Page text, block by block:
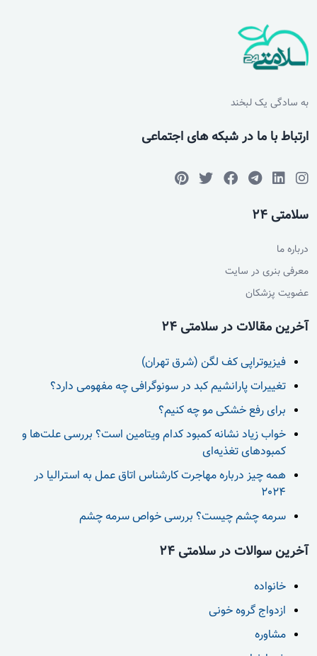
به سادگی یک لبخند
ارتباط با ما در شبکه های اجتماعی
سلامتی 24
درباره ما
معرفی بنری در سایت
عضویت پزشکان
آخرین مقالات در سلامتی 24
فیزیوتراپی کف لگن (شرق تهران)
تغییرات پارانشیم کبد در سونوگرافی چه مفهومی دارد؟
برای رفع خشکی مو چه کنیم؟
خواب زیاد نشانه کمبود کدام ویتامین است؟ بررسی علت‌ها و
کمبودهای تغذیه‌ای
همه چیز درباره مهاجرت کارشناس اتاق عمل به استرالیا در
2024
سرمه چشم چیست؟ بررسی خواص سرمه چشم
آخرین سوالات در سلامتی 24
خانواده
ازدواج گروه خونی
مشاوره